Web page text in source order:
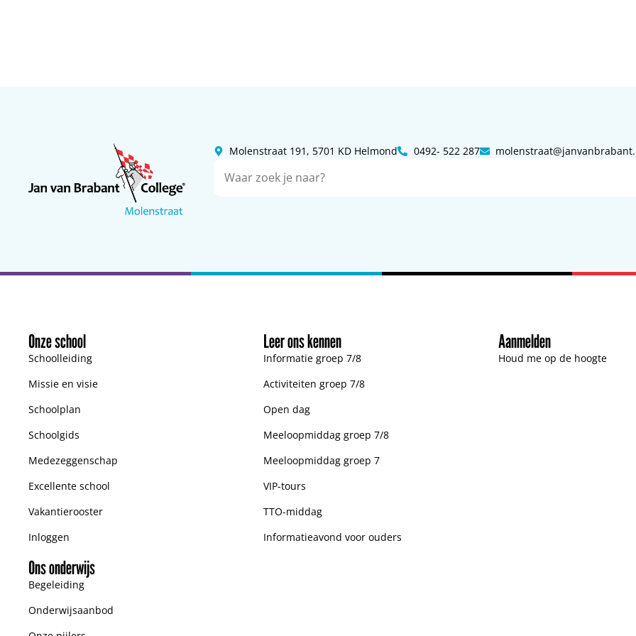
Molenstraat 191, 5701 KD Helmond 0492- 522 287
Onze school
Schoolleiding
Missie en visie
Schoolplan
Schoolgids
Medezeggenschap
Excellente school
Vakantierooster
Inloggen
Ons onderwijs
Begeleiding
Onderwijsaanbod
Leer ons kennen
Informatie groep 7/8
Activiteiten groep 7/8
Open dag
Meeloopmiddag groep 7/8
Meeloopmiddag groep 7
VIP-tours
TTO-middag
Informatieavond voor ouders
Aanmelden
Houd me op de hoogte